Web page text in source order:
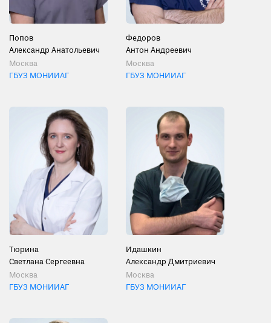
Попов
Александр Анатольевич
Москва
ГБУЗ МОНИИАГ
Федоров
Антон Андреевич
Москва
ГБУЗ МОНИИАГ
Тюрина
Светлана Сергеевна
Москва
ГБУЗ МОНИИАГ
Идашкин
Александр Дмитриевич
Москва
ГБУЗ МОНИИАГ